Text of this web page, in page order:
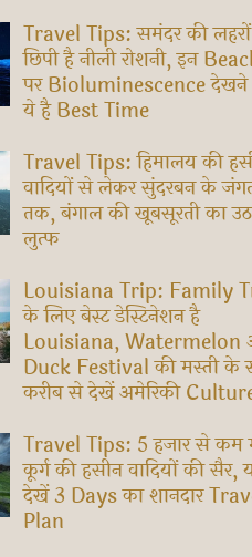
Travel Tips: समंदर की
छिपी है नीली रोशनी, इन
पर Bioluminescence देखने
ये है Best Time
Travel Tips: हिमालय की
वादियों से लेकर सुंदरबन के
तक, बंगाल की खूबसूरती का
लुत्फ
Louisiana Trip: Family
के लिए बेस्ट डेस्टिनेशन है
Louisiana, Watermelon
Duck Festival की मस्ती के
करीब से देखें अमेरिकी
Travel Tips: 5 हजार से कम
कूर्ग की हसीन वादियों की सैर,
देखें 3 Days का शानदार
Plan